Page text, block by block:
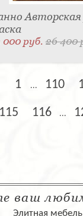
000 руб.26 400
1 ... 110
115 116 ...
ваш
Элитная мебель